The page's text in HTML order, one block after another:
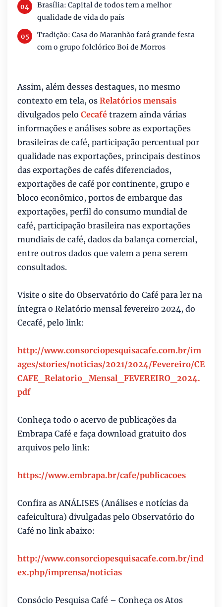
Brasília: Capital de todos tem a melhor
qualidade de vida do país
Tradição: Casa do Maranhão fará grande festa
com o grupo folclórico Boi de Morros
Assim, além desses destaques, no mesmo
contexto em tela, os Relatórios mensais
divulgados pelo Cecafé trazem ainda várias
informações e análises sobre as exportações
brasileiras de café, participação percentual por
qualidade nas exportações, principais destinos
das exportações de cafés diferenciados,
exportações de café por continente, grupo e
bloco econômico, portos de embarque das
exportações, perfil do consumo mundial de
café, participação brasileira nas exportações
mundiais de café, dados da balança comercial,
entre outros dados que valem a pena serem
consultados.
Visite o site do Observatório do Café para ler na
íntegra o Relatório mensal fevereiro 2024, do
Cecafé, pelo link:
http://www.consorciopesquisacafe.com.br/im
ages/stories/noticias/2021/2024/Fevereiro/CE
CAFE_Relatorio_Mensal_FEVEREIRO_2024.
pdf
Conheça todo o acervo de publicações da
Embrapa Café e faça download gratuito dos
arquivos pelo link:
https://www.embrapa.br/cafe/publicacoes
Confira as ANÁLISES (Análises e notícias da
cafeicultura) divulgadas pelo Observatório do
Café no link abaixo:
http://www.consorciopesquisacafe.com.br/ind
ex.php/imprensa/noticias
Consócio Pesquisa Café – Conheça os Atos